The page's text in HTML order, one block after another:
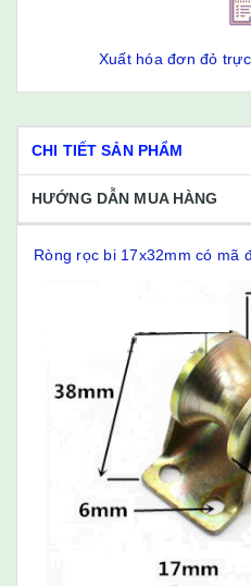
Xuất hóa đơn đỏ
CHI TIẾT SẢN PHẨM
HƯỚNG DẪN MUA HÀNG
Ròng rọc bi 17x32mm có mã